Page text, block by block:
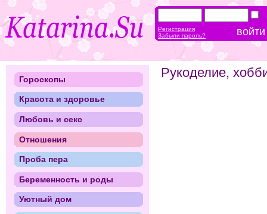
Рукоделие,
Гороскопы
Красота и здоровье
Любовь и секс
Отношения
Проба пера
Беременность и роды
Уютный дом
Регистрация
Забыли пароль?